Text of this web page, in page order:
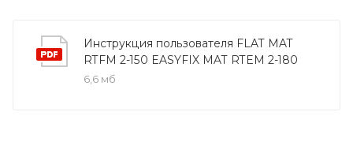
Инструкция пользователя FLAT MAT
RTFM 2-150 EASYFIX MAT RTEM 2-180
6,6 мб